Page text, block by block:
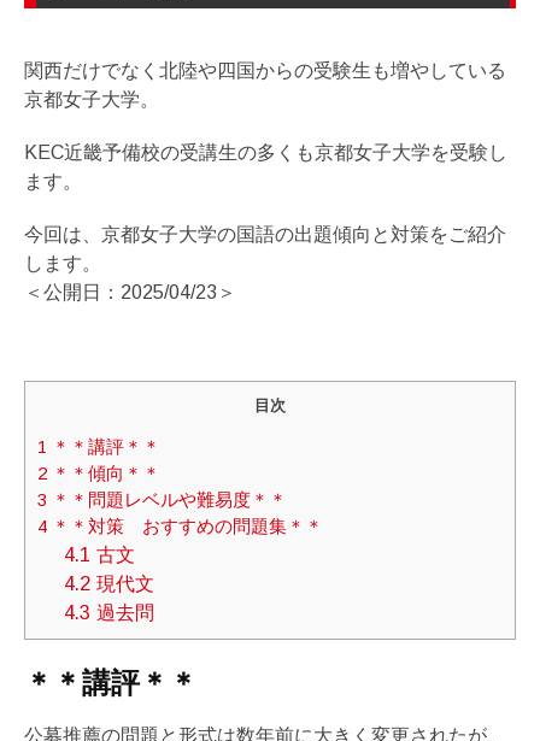
関西だけでなく北陸や四国からの受験生も増やしている
京都女子大学。
KEC近畿予備校の受講生の多くも京都女子大学を受験し
ます。
今回は、京都女子大学の国語の出題傾向と対策をご紹介
します。
＜公開日：2025/04/23＞
目次
1 ＊＊講評＊＊
2 ＊＊傾向＊＊
3 ＊＊問題レベルや難易度＊＊
4 ＊＊対策 おすすめの問題集＊＊
4.1 古文
4.2 現代文
4.3 過去問
＊＊講評＊＊
公募推薦の問題と形式は数年前に大きく変更されたが、